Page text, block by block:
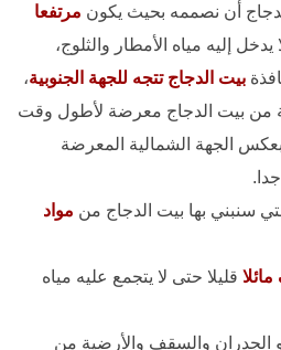
أن نصممه بحيث يكون مرتفعا
يدخل إليه مياه الأمطار والثلوج،
بيت الدجاج تتجه للجهة الجنوبية،
من بيت الدجاج معرضة لأطول وقت
الجهة الشمالية المعرضة
سنبني بها بيت الدجاج من مواد
قليلا حتى لا يتجمع عليه مياه
الجدران والسقف والأرضية من